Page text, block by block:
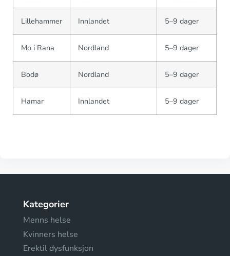
Lillehammer Innlandet 5–9 dager
Mo i Rana Nordland 5–9 dager
Bodø Nordland 5–9 dager
Hamar Innlandet 5–9 dager
Kategorier
Menns helse
Kvinners helse
Erektil dysfunksjon